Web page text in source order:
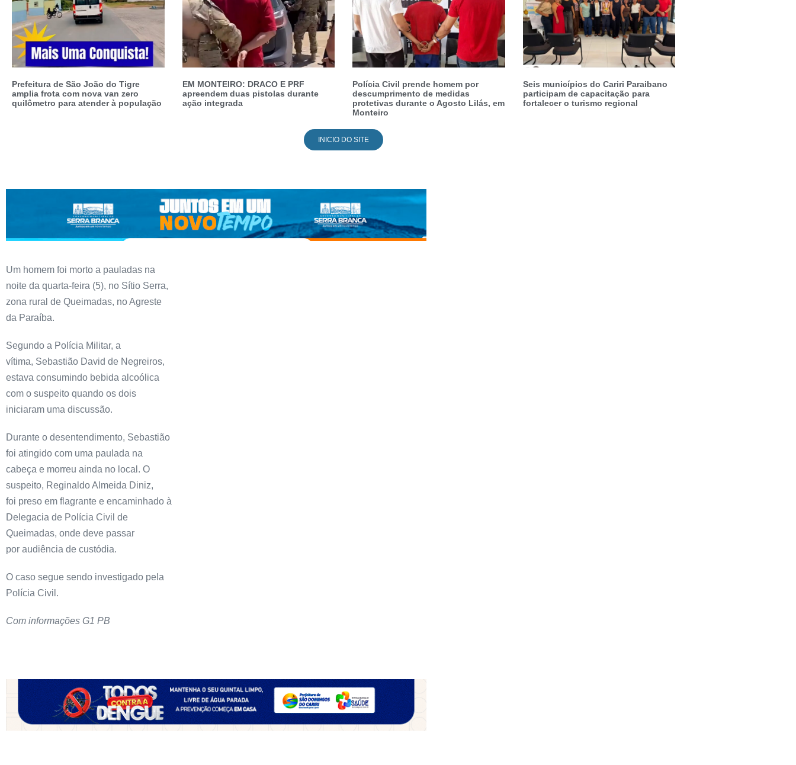
Prefeitura de São João do Tigre
amplia frota com nova van zero
quilômetro para atender à população
EM MONTEIRO: DRACO E PRF
apreendem duas pistolas durante
ação integrada
Polícia Civil prende homem por
descumprimento de medidas
protetivas durante o Agosto Lilás, em
Monteiro
Seis municípios do Cariri Paraibano
participam de capacitação para
fortalecer o turismo regional
INICIO DO SITE
Um homem foi morto a pauladas na
noite da quarta-feira (5), no Sítio Serra,
zona rural de Queimadas, no Agreste
da Paraíba.
Segundo a Polícia Militar, a
vítima, Sebastião David de Negreiros,
estava consumindo bebida alcoólica
com o suspeito quando os dois
iniciaram uma discussão.
Durante o desentendimento, Sebastião
foi atingido com uma paulada na
cabeça e morreu ainda no local. O
suspeito, Reginaldo Almeida Diniz,
foi preso em flagrante e encaminhado à
Delegacia de Polícia Civil de
Queimadas, onde deve passar
por audiência de custódia.
O caso segue sendo investigado pela
Polícia Civil.
Com informações G1 PB